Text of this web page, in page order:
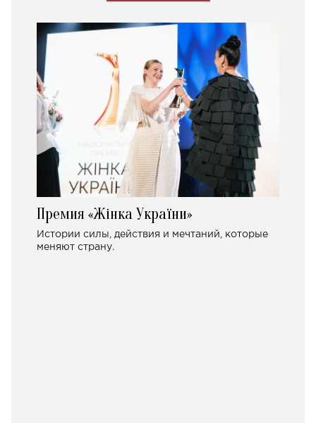
Премия «Жінка України»
Истории силы, действия и мечтаний, которые
меняют страну.